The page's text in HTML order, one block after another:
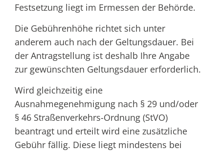
Festsetzung liegt im Ermessen der Behörde.
Die Gebührenhöhe richtet sich unter
anderem auch nach der Geltungsdauer. Bei
der Antragstellung ist deshalb Ihre Angabe
zur gewünschten Geltungsdauer erforderlich.
Wird gleichzeitig eine
Ausnahmegenehmigung nach § 29 und/oder
§ 46 Straßenverkehrs-Ordnung (StVO)
beantragt und erteilt wird eine zusätzliche
Gebühr fällig. Diese liegt mindestens bei